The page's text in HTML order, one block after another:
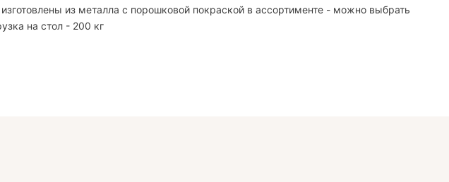
из металла с порошковой покраской в ассортименте - можно выбрать
на стол - 200 кг